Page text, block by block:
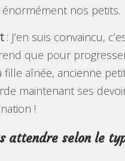
nos petits.
: J’en suis convaincu,
que pour
fille aînée, ancienne
maintenant ses
!
attendre selon le